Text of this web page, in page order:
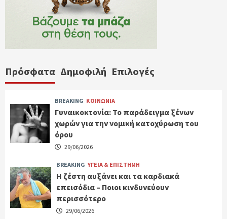
Πρόσφατα Δημοφιλή Επιλογές
BREAKING ΚΟΙΝΩΝΙΑ
Γυναικοκτονία: Το παράδειγμα ξένων
χωρών για την νομική κατοχύρωση του
όρου
29/06/2026
BREAKING ΥΓΕΙΑ & ΕΠΙΣΤΗΜΗ
Η ζέστη αυξάνει και τα καρδιακά
επεισόδια – Ποιοι κινδυνεύουν
περισσότερο
29/06/2026